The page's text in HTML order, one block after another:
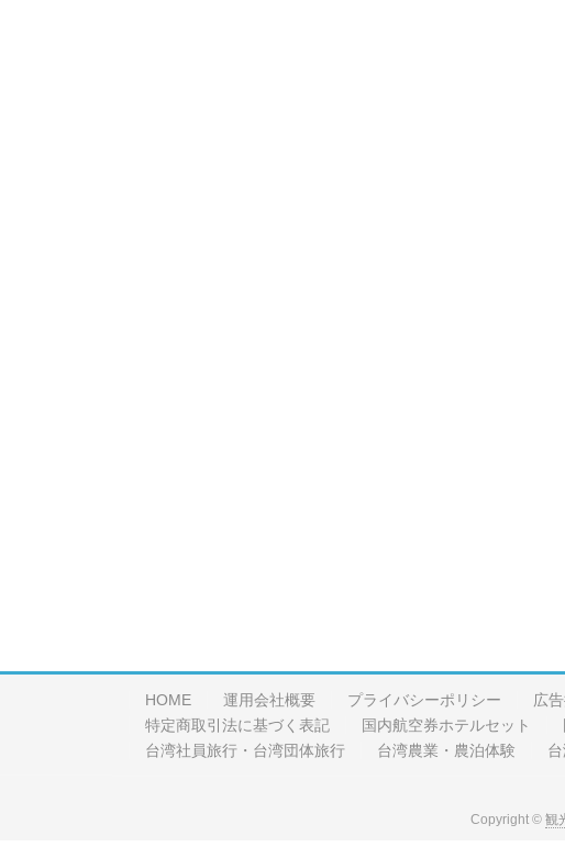
HOME 運用会社概要 プライバシーポリシー 広
特定商取引法に基づく表記
国内航空券ホテルセット
台湾社員旅行・台湾団体旅行
台湾農業・農泊体験
Copyright © 観